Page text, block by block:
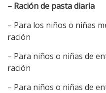
– Ración de pasta diaria
– Para los niños o niñas
ración
– Para niños o niñas de
ración
– Para niños o niñas de